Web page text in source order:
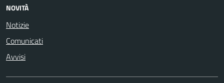
NOVITÀ
Notizie
Comunicati
Avvisi